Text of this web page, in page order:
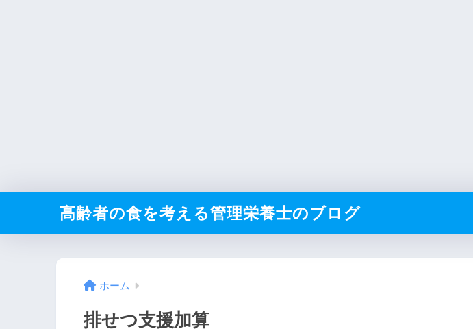
高齢者の食を考える管理栄養士のブログ
ホーム
排せつ支援加算